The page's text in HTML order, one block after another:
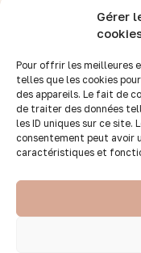
Gérer
Pour offrir les meilleures
telles que les cookies
des appareils. Le fait de
de traiter des données
les ID uniques sur ce site.
consentement peut avoir
caractéristiques et